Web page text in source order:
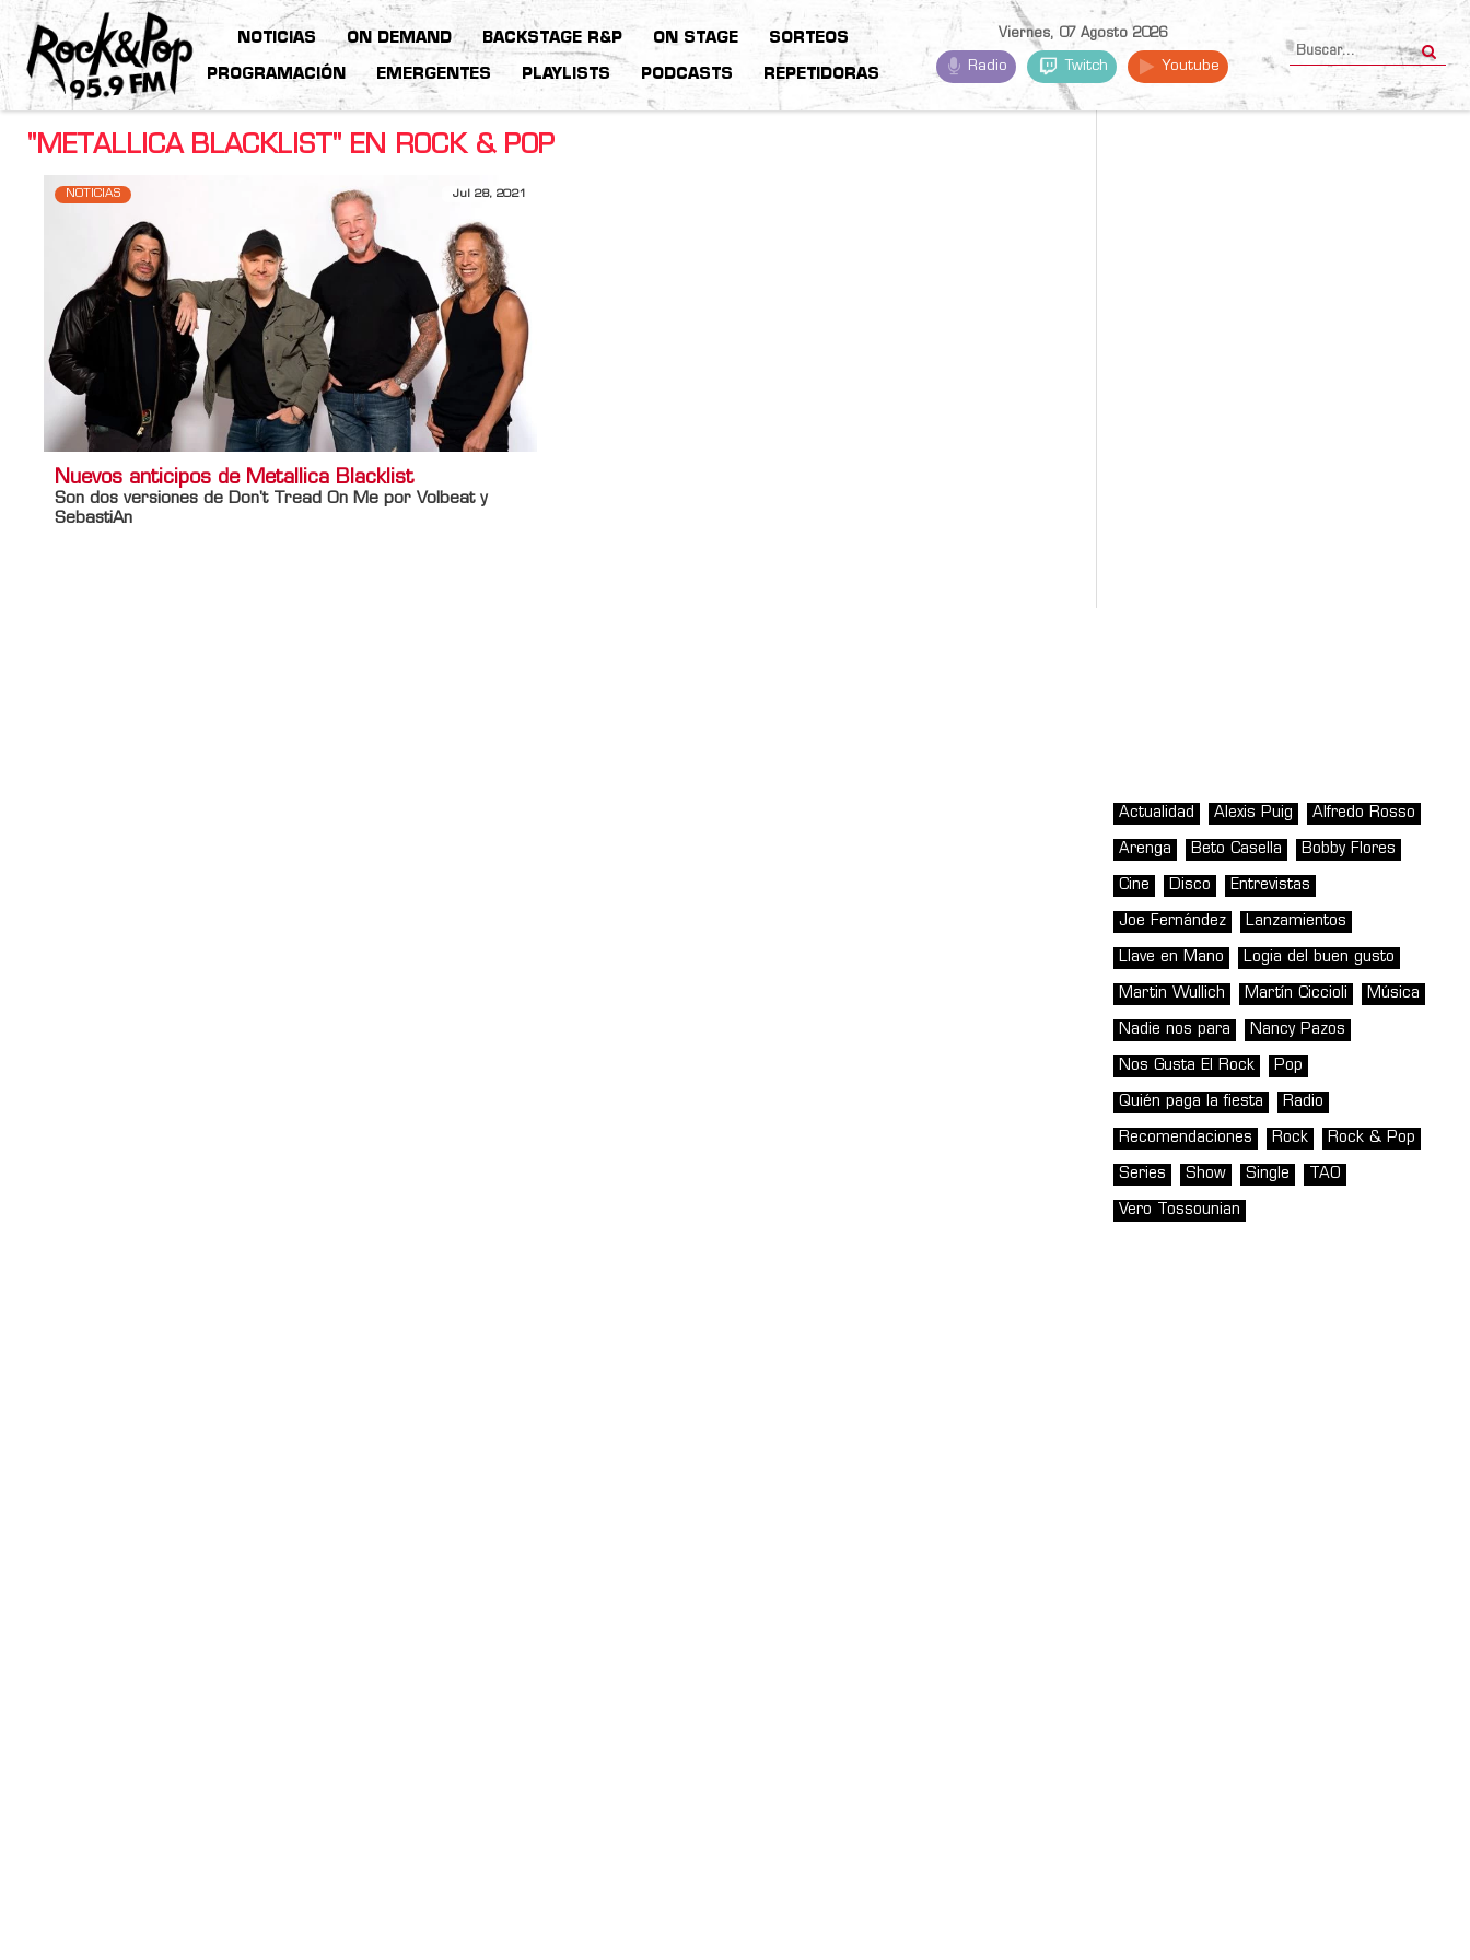
NOTICIAS ON DEMAND BACKSTAGE R&P ON STAGE SORTEOS
PROGRAMACIÓN EMERGENTES PLAYLISTS PODCASTS REPETIDORAS
Viernes, 07 Agosto 2026
Radio Twitch Youtube
"METALLICA BLACKLIST" EN ROCK & POP
NOTICIAS Jul 28, 2021
Nuevos anticipos de Metallica Blacklist
Son dos versiones de Don't Tread On Me por Volbeat y
SebastiAn
Actualidad Alexis Puig Alfredo Rosso
Arenga Beto Casella Bobby Flores
Cine Disco Entrevistas
Joe Fernández Lanzamientos
Llave en Mano Logia del buen gusto
Martin Wullich Martín Ciccioli Música
Nadie nos para Nancy Pazos
Nos Gusta El Rock Pop
Quién paga la fiesta Radio
Recomendaciones Rock Rock & Pop
Series Show Single TAO
Vero Tossounian